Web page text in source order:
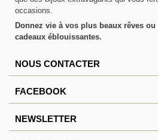
occasions.
Donnez vie à vos plus beaux rêves
cadeaux éblouissantes.
NOUS CONTACTER
FACEBOOK
NEWSLETTER